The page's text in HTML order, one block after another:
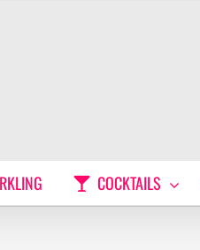
COCKTAILS